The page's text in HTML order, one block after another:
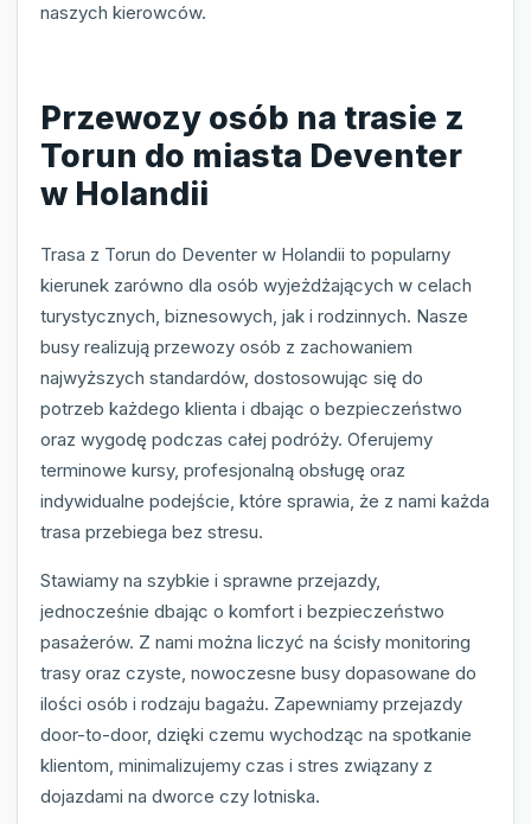
naszych kierowców.
Przewozy osób na trasie z
Torun do miasta Deventer
w Holandii
Trasa z Torun do Deventer w Holandii to popularny
kierunek zarówno dla osób wyjeżdżających w celach
turystycznych, biznesowych, jak i rodzinnych. Nasze
busy realizują przewozy osób z zachowaniem
najwyższych standardów, dostosowując się do
potrzeb każdego klienta i dbając o bezpieczeństwo
oraz wygodę podczas całej podróży. Oferujemy
terminowe kursy, profesjonalną obsługę oraz
indywidualne podejście, które sprawia, że z nami każda
trasa przebiega bez stresu.
Stawiamy na szybkie i sprawne przejazdy,
jednocześnie dbając o komfort i bezpieczeństwo
pasażerów. Z nami można liczyć na ścisły monitoring
trasy oraz czyste, nowoczesne busy dopasowane do
ilości osób i rodzaju bagażu. Zapewniamy przejazdy
door-to-door, dzięki czemu wychodząc na spotkanie
klientom, minimalizujemy czas i stres związany z
dojazdami na dworce czy lotniska.